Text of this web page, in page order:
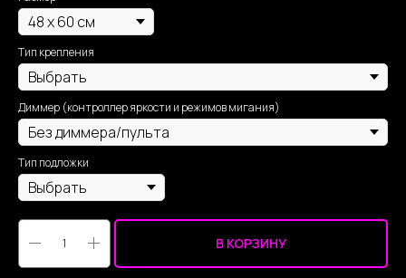
Тип крепления
Диммер (контроллер яркости и режимов мигания)
Тип подложки
В КОРЗИНУ